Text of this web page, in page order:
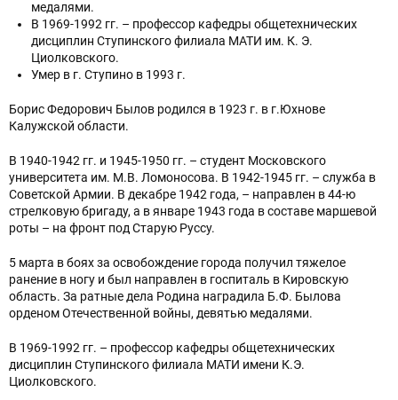
медалями.
В 1969-1992 гг. – профессор кафедры общетехнических
дисциплин Ступинского филиала МАТИ им. К. Э.
Циолковского.
Умер в г. Ступино в 1993 г.
Борис Федорович Былов родился в 1923 г. в г.Юхнове
Калужской области.
В 1940-1942 гг. и 1945-1950 гг. – студент Московского
университета им. М.В. Ломоносова. В 1942-1945 гг. – служба в
Советской Армии. В декабре 1942 года, – направлен в 44-ю
стрелковую бригаду, а в январе 1943 года в составе маршевой
роты – на фронт под Старую Руссу.
5 марта в боях за освобождение города получил тяжелое
ранение в ногу и был направлен в госпиталь в Кировскую
область. За ратные дела Родина наградила Б.Ф. Былова
орденом Отечественной войны, девятью медалями.
В 1969-1992 гг. – профессор кафедры общетехнических
дисциплин Ступинского филиала МАТИ имени К.Э.
Циолковского.